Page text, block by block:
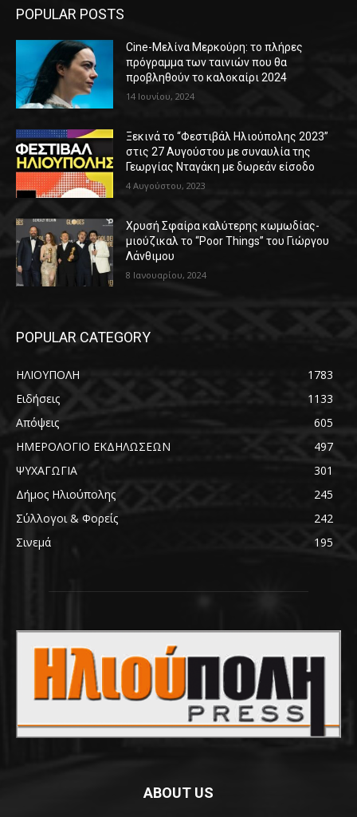
POPULAR POSTS
Cine-Μελίνα Μερκούρη: το πλήρες
πρόγραμμα των ταινιών που θα
προβληθούν το καλοκαίρι 2024
14 Ιουνίου, 2024
Ξεκινά το “Φεστιβάλ Ηλιούπολης 2023”
στις 27 Αυγούστου με συναυλία της
Γεωργίας Νταγάκη με δωρεάν είσοδο
4 Αυγούστου, 2023
Χρυσή Σφαίρα καλύτερης κωμωδίας-
μιούζικαλ το “Poor Things” του Γιώργου
Λάνθιμου
8 Ιανουαρίου, 2024
POPULAR CATEGORY
ΗΛΙΟΥΠΟΛΗ
1783
Ειδήσεις
1133
Απόψεις
605
ΗΜΕΡΟΛΟΓΙΟ ΕΚΔΗΛΩΣΕΩΝ
497
ΨΥΧΑΓΩΓΙΑ
301
Δήμος Ηλιούπολης
245
Σύλλογοι & Φορείς
242
Σινεμά
195
ABOUT US